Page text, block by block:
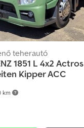
km
teherautó
1851 L 4x2 Actros
Kipper ACC